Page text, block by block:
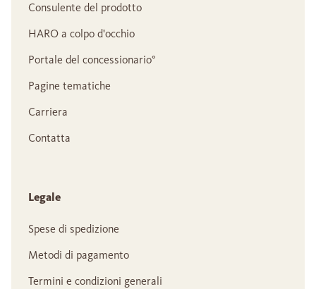
Consulente del prodotto
HARO a colpo d'occhio
Portale del concessionario°
Pagine tematiche
Carriera
Contatta
Legale
Spese di spedizione
Metodi di pagamento
Termini e condizioni generali